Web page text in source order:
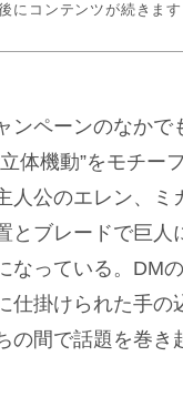
にコンテンツが続きます
ンペーンのなかで
体機動”をモチー
人公のエレン、
とブレードで巨人
なっている。DM
仕掛けられた手
の間で話題を巻き